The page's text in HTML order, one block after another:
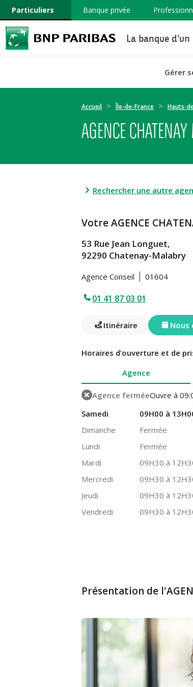
Particuliers Banque privée
La banque
Gérer
Accueil Île-de-France Hauts-
AGENCE
Rechercher une autre
Votre AGENCE
53 Rue Jean Longuet,
92290 Chatenay-Malabry
Agence Conseil 01604
01 41 87 03 01
Itinéraire Nous
Horaires d’ouverture et de
Agence
Agence ferméeOuvre à
Samedi
09H00 à
Dimanche
Fermée
Lundi
Fermée
Mardi
09H30 à
Mercredi
09H30 à
Jeudi
09H30 à
Vendredi
09H30 à
Présentation de